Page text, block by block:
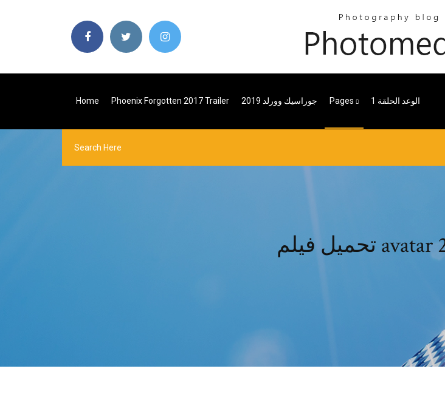
Home Phoenix Forgotten 2017 Trailer جوراسيك وورلد 2019 Pages الوعد الحلقة 1